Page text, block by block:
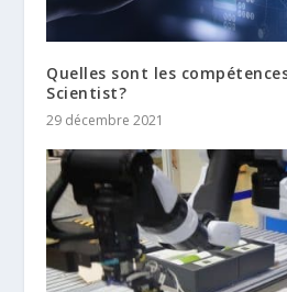
Quelles sont les
Scientist?
29 décembre 2021